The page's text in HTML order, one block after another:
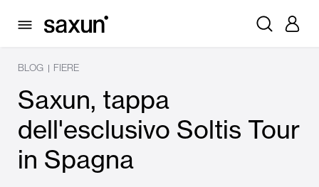
BLOG | FIERE
Saxun, tappa
dell'esclusivo Soltis Tour
in Spagna